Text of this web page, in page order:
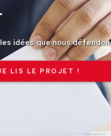
idées que nous
LIS LE PROJET !